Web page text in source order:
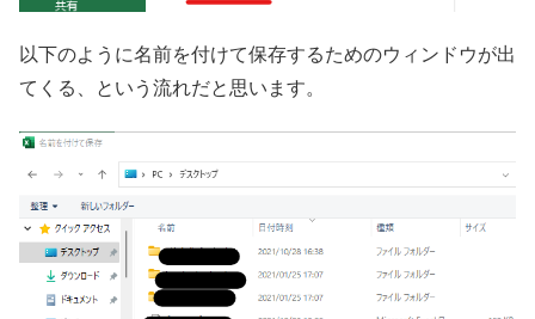
以下のように名前を付けて保存するためのウィンドウが出
てくる、という流れだと思います。